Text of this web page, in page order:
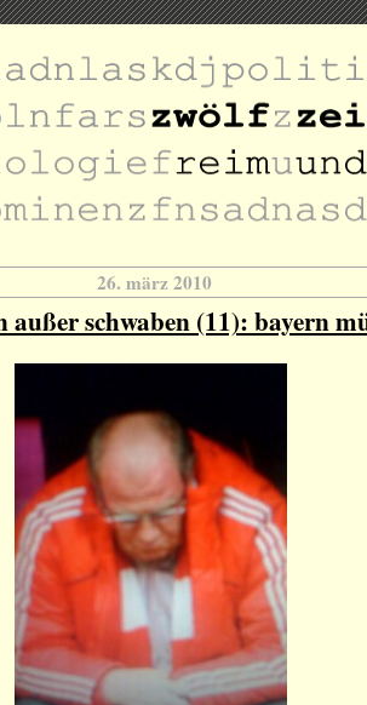
26. märz 2010
außer schwaben (11): bayern